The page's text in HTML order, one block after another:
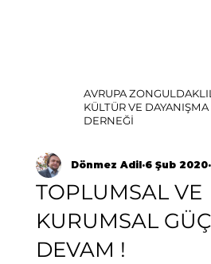
AVRUPA
KÜLTÜR VE DAYANIŞMA
DERNEĞİ
TOPLUMSAL VE
KURUMSAL
DEVAM !
Dönmez Adil 6 Şub 2020